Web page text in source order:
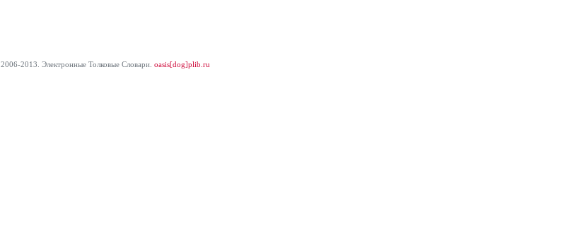
2006-2013. Электронные Толковые Cловари. oasis[dog]plib.ru